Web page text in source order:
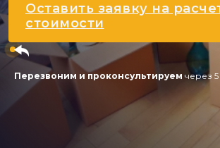
Оставить заявку на
стоимости
Перезвоним и проконсультируем через